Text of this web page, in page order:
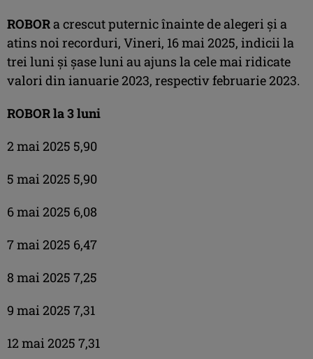
ROBORa crescut puternic înainte de alegeri şi a
atins noi recorduri, Vineri, 16 mai 2025, indicii la
trei luni şi şase luni au ajuns la cele mai ridicate
valori din ianuarie 2023, respectiv februarie 2023.
ROBOR la 3 luni
2 mai 2025 5,90
5 mai 2025 5,90
6 mai 2025 6,08
7 mai 2025 6,47
8 mai 2025 7,25
9 mai 2025 7,31
12 mai 2025 7,31